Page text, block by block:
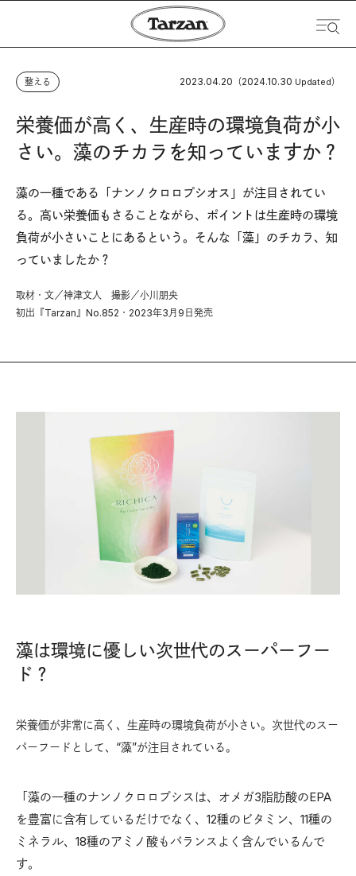
整える 2023.04.20 （2024.10.30 Updated）
栄養価が高く、生産時の環境負荷が小
さい。藻のチカラを知っていますか？
藻の一種である「ナンノクロロプシオス」が注目されてい
る。高い栄養価もさることながら、ポイントは生産時の環境
負荷が小さいことにあるという。そんな「藻」のチカラ、知
っていましたか？
取材・文／神津文人 撮影／小川朋央
初出『Tarzan』No.852・2023年3月9日発売
藻は環境に優しい次世代のスーパーフー
ド？
栄養価が非常に高く、生産時の環境負荷が小さい。次世代のスー
パーフードとして、“藻”が注目されている。
「藻の一種のナンノクロロプシスは、オメガ3脂肪酸のEPA
を豊富に含有しているだけでなく、12種のビタミン、11種の
ミネラル、18種のアミノ酸もバランスよく含んでいるんで
す。